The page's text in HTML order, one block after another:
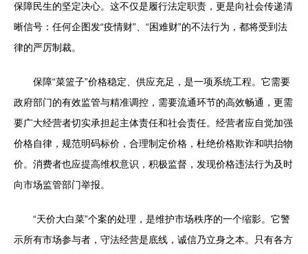
保障民生的坚定决心。这不仅是履行法定职责，更是向社会传递清
晰信号：任何企图发“疫情财”、“困难财”的不法行为，都将受到法
律的严厉制裁。
保障“菜篮子”价格稳定、供应充足，是一项系统工程。它需要
政府部门的有效监管与精准调控，需要流通环节的高效畅通，更需
要广大经营者切实承担起主体责任和社会责任。经营者应自觉加强
价格自律，规范明码标价，合理制定价格，杜绝价格欺诈和哄抬物
价。消费者也应提高维权意识，积极监督，发现价格违法行为及时
向市场监管部门举报。
“天价大白菜”个案的处理，是维护市场秩序的一个缩影。它警
示所有市场参与者，守法经营是底线，诚信乃立身之本。只有各方